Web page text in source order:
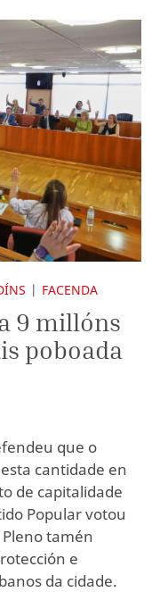
FACENDA
9 millóns
poboada
que o
cantidade en
de capitalidade
Popular votou
tamén
e
da cidade.